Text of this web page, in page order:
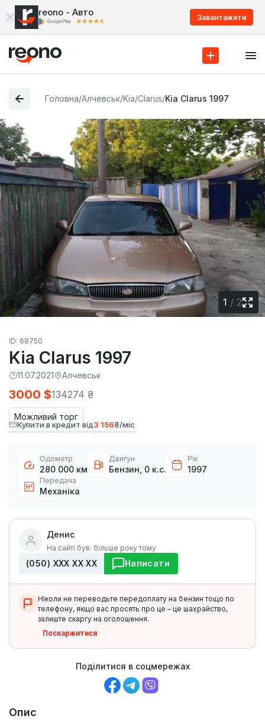
reono - Авто Завантажити
Головна/Алчевськ/Kia/Clarus/Kia Clarus 1997
1 / 2
ID: 68750
Kia Clarus 1997
11.07.2021 Алчевськ
Можливий торг
3000 $134274 ₴
Купити в кредит від3 156₴/міс
Одометр
280 000 км
Двигун
Бензин, 0 к.с.
Рік
1997
Передача
Механіка
Денис
На сайті був: більше року тому
(050) ХХХ ХХ ХХ Написати
Ніколи не переводьте передоплату на бензин тощо по
телефону, якщо вас просять про це – це шахрайство,
залиште скаргу на оголошення.
Поскаржитися
Поділитися в соцмережах
Опис